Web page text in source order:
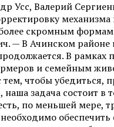
Усс, Валерий
скромным
— В Ачинском
В
и семейным
тем, чтобы
задача состоит
по меньшей мере,
необходимо